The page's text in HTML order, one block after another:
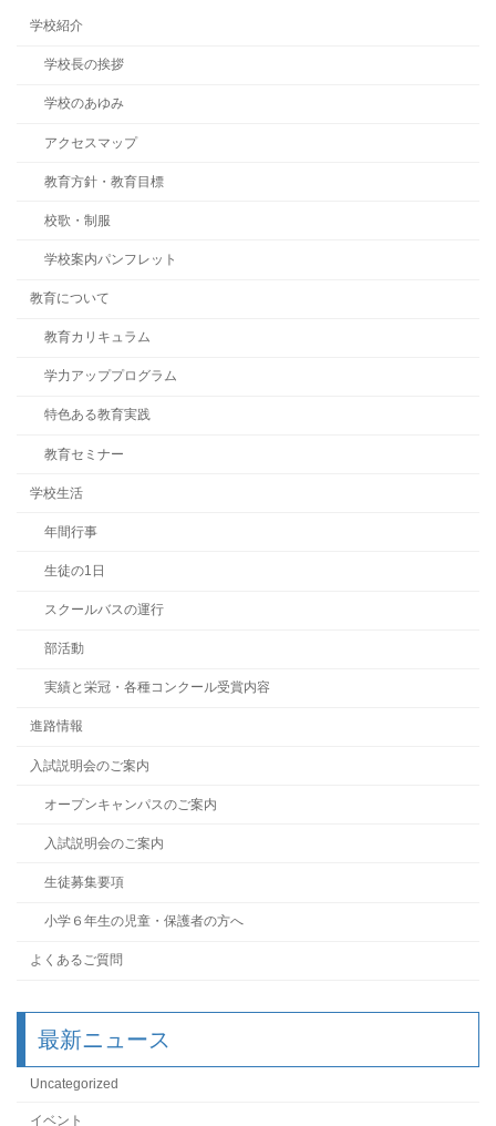
ー
学校紹介
学校長の挨拶
学校のあゆみ
アクセスマップ
教育方針・教育目標
校歌・制服
学校案内パンフレット
教育について
教育カリキュラム
学力アッププログラム
特色ある教育実践
教育セミナー
学校生活
年間行事
生徒の1日
スクールバスの運行
部活動
実績と栄冠・各種コンクール受賞内容
進路情報
入試説明会のご案内
オープンキャンパスのご案内
入試説明会のご案内
生徒募集要項
小学６年生の児童・保護者の方へ
よくあるご質問
最新ニュース
Uncategorized
イベント